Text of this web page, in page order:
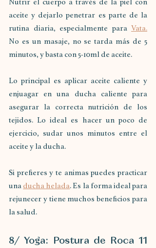
Nutrir el cuerpo a través de la piel con
aceite y dejarlo penetrar es parte de la
rutina diaria, especialmente para Vata.
No es un masaje, no se tarda más de 5
minutos, y basta con 5-10ml de aceite.
Lo principal es aplicar aceite caliente y
enjuagar en una ducha caliente para
asegurar la correcta nutrición de los
tejidos. Lo ideal es hacer un poco de
ejercicio, sudar unos minutos entre el
aceite y la ducha.
Si prefieres y te animas puedes practicar
una ducha helada. Es la forma ideal para
rejunecer y tiene muchos beneficios para
la salud.
8/ Yoga: Postura de Roca 11